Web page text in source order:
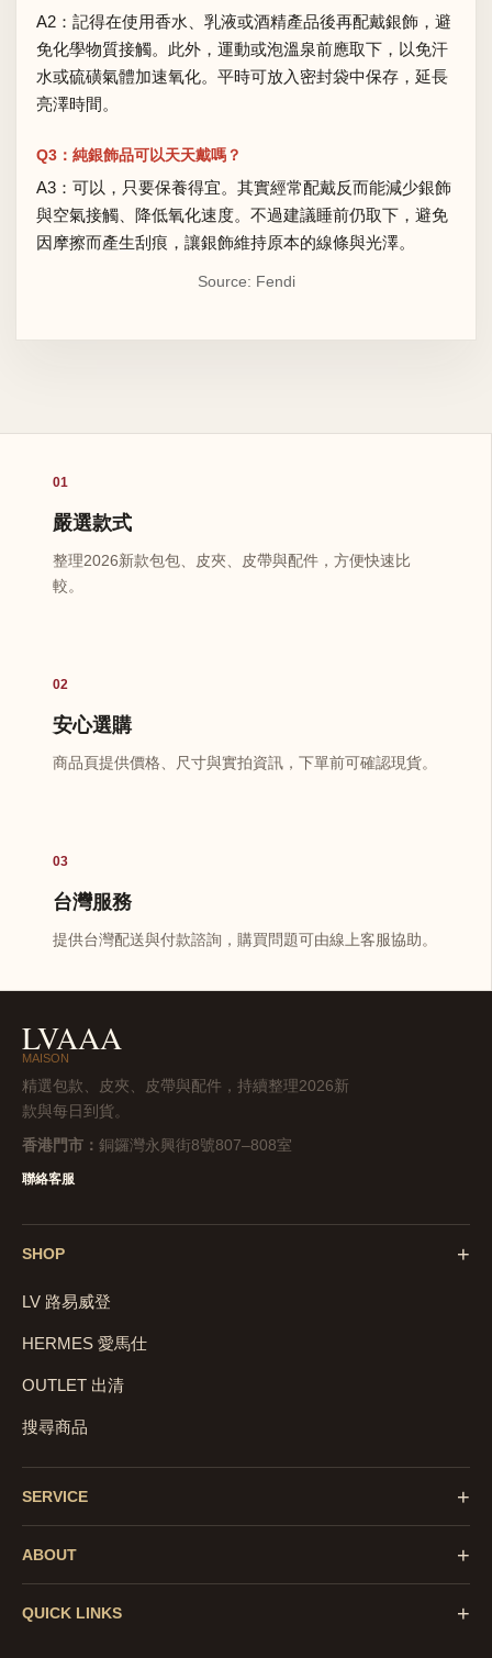
A2：記得在使用香水、乳液或酒精產品後再配戴銀飾，避
免化學物質接觸。此外，運動或泡溫泉前應取下，以免汗
水或硫磺氣體加速氧化。平時可放入密封袋中保存，延長
亮澤時間。
Q3：純銀飾品可以天天戴嗎？
A3：可以，只要保養得宜。其實經常配戴反而能減少銀飾
與空氣接觸、降低氧化速度。不過建議睡前仍取下，避免
因摩擦而產生刮痕，讓銀飾維持原本的線條與光澤。
Source: Fendi
01
嚴選款式
整理2026新款包包、皮夾、皮帶與配件，方便快速比
較。
02
安心選購
商品頁提供價格、尺寸與實拍資訊，下單前可確認現貨。
03
台灣服務
提供台灣配送與付款諮詢，購買問題可由線上客服協助。
LVAAA
MAISON
精選包款、皮夾、皮帶與配件，持續整理2026新
款與每日到貨。
香港門市： 銅鑼灣永興街8號807–808室
聯絡客服
SHOP +
LV 路易威登
HERMES 愛馬仕
OUTLET 出清
搜尋商品
SERVICE +
ABOUT +
QUICK LINKS +